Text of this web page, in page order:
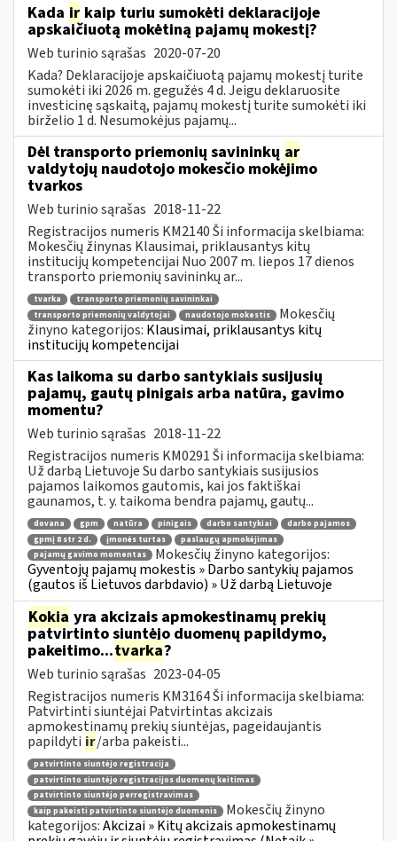
Kada ir kaip turiu sumokėti deklaracijoje
apskaičiuotą mokėtiną pajamų mokestį?
Web turinio sąrašas 2020-07-20
Kada? Deklaracijoje apskaičiuotą pajamų mokestį turite
sumokėti iki 2026 m. gegužės 4 d. Jeigu deklaruosite
investicinę sąskaitą, pajamų mokestį turite sumokėti iki
birželio 1 d. Nesumokėjus pajamų...
Dėl transporto priemonių savininkų ar
valdytojų naudotojo mokesčio mokėjimo
tvarkos
Web turinio sąrašas 2018-11-22
Registracijos numeris KM2140 Ši informacija skelbiama:
Mokesčių žinynas Klausimai, priklausantys kitų
institucijų kompetencijai Nuo 2007 m. liepos 17 dienos
transporto priemonių savininkų ar...
tvarka
transporto priemonių savininkai
transporto priemonių valdytojai
naudotojo mokestis
Mokesčių
žinyno kategorijos: Klausimai, priklausantys kitų
institucijų kompetencijai
Kas laikoma su darbo santykiais susijusių
pajamų, gautų pinigais arba natūra, gavimo
momentu?
Web turinio sąrašas 2018-11-22
Registracijos numeris KM0291 Ši informacija skelbiama:
Už darbą Lietuvoje Su darbo santykiais susijusios
pajamos laikomos gautomis, kai jos faktiškai
gaunamos, t. y. taikoma bendra pajamų, gautų...
dovana gpm natūra pinigais darbo santykiai
darbo pajamos
gpmį 8 str 2 d.
įmonės turtas
paslaugų apmokėjimas
pajamų gavimo momentas
Mokesčių žinyno kategorijos:
Gyventojų pajamų mokestis » Darbo santykių pajamos
(gautos iš Lietuvos darbdavio) » Už darbą Lietuvoje
Kokia yra akcizais apmokestinamų prekių
patvirtinto siuntėjo duomenų papildymo,
pakeitimo...tvarka?
Web turinio sąrašas 2023-04-05
Registracijos numeris KM3164 Ši informacija skelbiama:
Patvirtinti siuntėjai Patvirtintas akcizais
apmokestinamų prekių siuntėjas, pageidaujantis
papildyti ir/arba pakeisti...
patvirtinto siuntėjo registracija
patvirtinto siuntėjo registracijos duomenų keitimas
patvirtinto siuntėjo perregistravimas
kaip pakeisti patvirtinto siuntėjo duomenis
Mokesčių žinyno
kategorijos:Akcizai » Kitų akcizais apmokestinamų